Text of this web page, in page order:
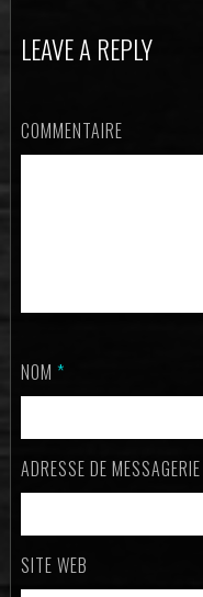
LEAVE A REPLY
COMMENTAIRE
NOM *
ADRESSE DE MESSAGERIE
SITE WEB